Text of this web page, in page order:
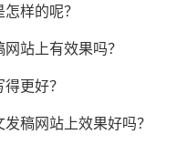
样的呢？
站上有效果吗？
更好？
稿网站上效果好吗？